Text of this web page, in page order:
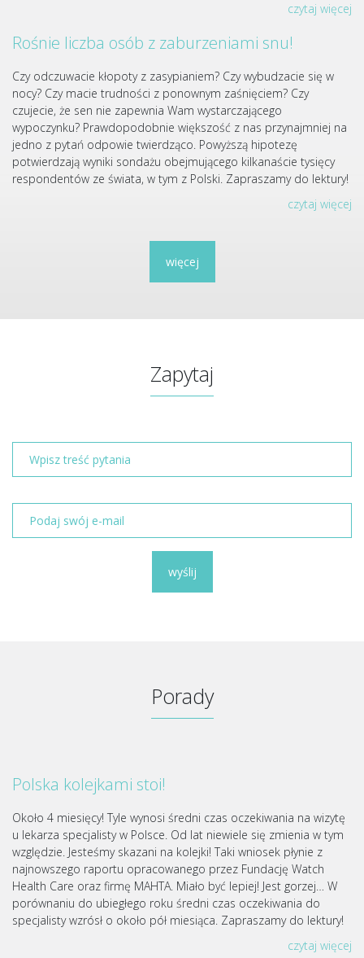
czytaj więcej
Rośnie liczba osób z zaburzeniami snu!
Czy odczuwacie kłopoty z zasypianiem? Czy wybudzacie się w
nocy? Czy macie trudności z ponownym zaśnięciem? Czy
czujecie, że sen nie zapewnia Wam wystarczającego
wypoczynku? Prawdopodobnie większość z nas przynajmniej na
jedno z pytań odpowie twierdząco. Powyższą hipotezę
potwierdzają wyniki sondażu obejmującego kilkanaście tysięcy
respondentów ze świata, w tym z Polski. Zapraszamy do lektury!
czytaj więcej
więcej
Zapytaj
wyślij
Porady
Polska kolejkami stoi!
Około 4 miesięcy! Tyle wynosi średni czas oczekiwania na wizytę
u lekarza specjalisty w Polsce. Od lat niewiele się zmienia w tym
względzie. Jesteśmy skazani na kolejki! Taki wniosek płynie z
najnowszego raportu opracowanego przez Fundację Watch
Health Care oraz firmę MAHTA. Miało być lepiej! Jest gorzej… W
porównaniu do ubiegłego roku średni czas oczekiwania do
specjalisty wzrósł o około pół miesiąca. Zapraszamy do lektury!
czytaj więcej